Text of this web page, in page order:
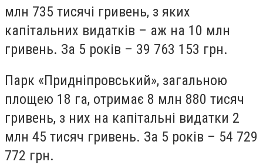
млн 735 тисячі гривень, з яких
капітальних видатків – аж на 10 млн
гривень. За 5 років – 39 763 153 грн.
Парк «Придніпровський», загальною
площею 18 га, отримає 8 млн 880 тисяч
гривень, з них на капітальні видатки 2
млн 45 тисяч гривень. За 5 років – 54 729
772 грн.